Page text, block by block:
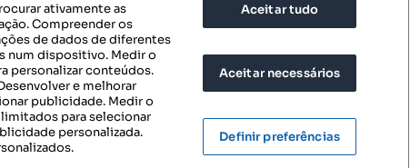
DE PRIVACIDADE
ativamente as
Compreender os
de dados de diferentes
num dispositivo. Medir o
personalizar conteúdos.
e melhorar
publicidade. Medir o
para selecionar
personalizada.
Aceitar tudo
Aceitar necessários
Definir preferências